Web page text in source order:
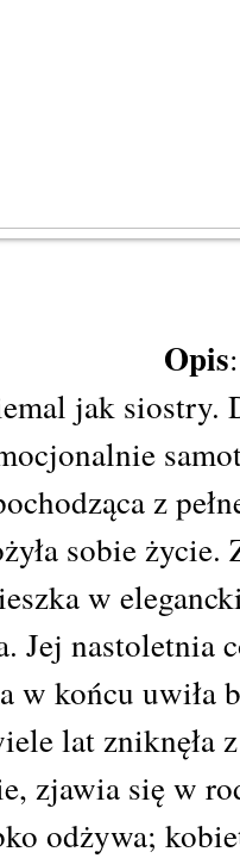
Opis
jak siostry.
z
sobie
w
Jej nastoletnia
w końcu uwiła
lat zniknęła
zjawia się w
odżywa;